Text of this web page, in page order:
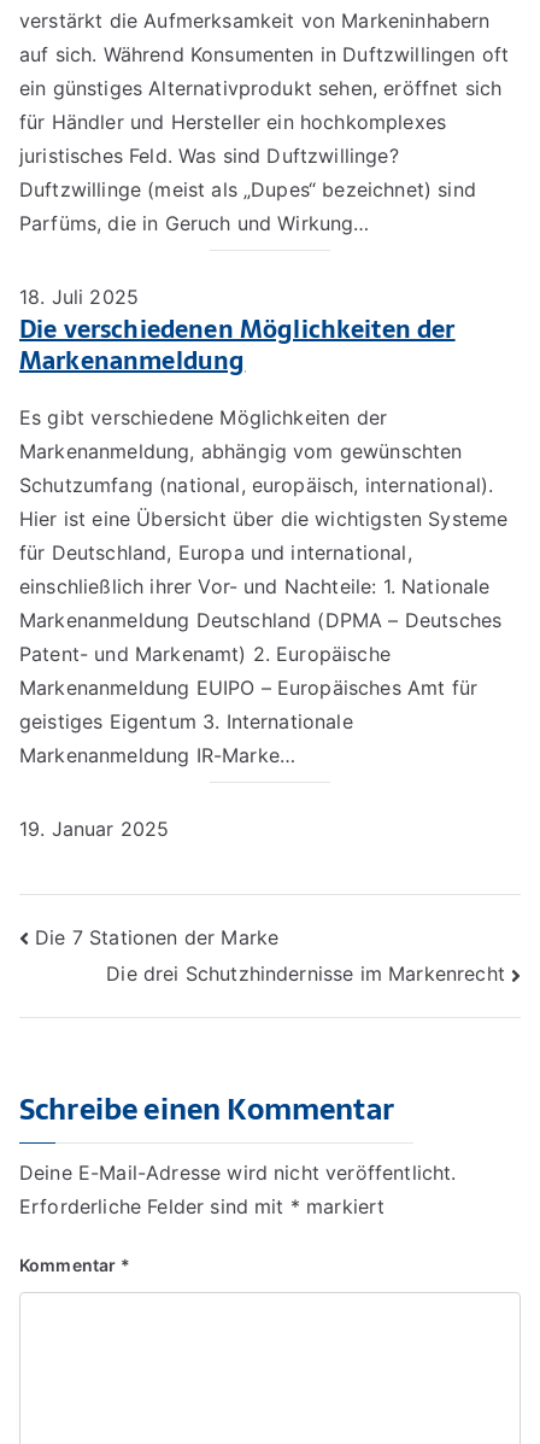
verstärkt die Aufmerksamkeit von Markeninhabern
auf sich. Während Konsumenten in Duftzwillingen oft
ein günstiges Alternativprodukt sehen, eröffnet sich
für Händler und Hersteller ein hochkomplexes
juristisches Feld. Was sind Duftzwillinge?
Duftzwillinge (meist als „Dupes“ bezeichnet) sind
Parfüms, die in Geruch und Wirkung…
18. Juli 2025
Die verschiedenen Möglichkeiten der
Markenanmeldung
Es gibt verschiedene Möglichkeiten der
Markenanmeldung, abhängig vom gewünschten
Schutzumfang (national, europäisch, international).
Hier ist eine Übersicht über die wichtigsten Systeme
für Deutschland, Europa und international,
einschließlich ihrer Vor- und Nachteile: 1. Nationale
Markenanmeldung Deutschland (DPMA – Deutsches
Patent- und Markenamt) 2. Europäische
Markenanmeldung EUIPO – Europäisches Amt für
geistiges Eigentum 3. Internationale
Markenanmeldung IR-Marke…
19. Januar 2025
Beitragsnavigation
Die 7 Stationen der Marke
Die drei Schutzhindernisse im Markenrecht
Schreibe einen Kommentar
Deine E-Mail-Adresse wird nicht veröffentlicht.
Erforderliche Felder sind mit * markiert
Kommentar *